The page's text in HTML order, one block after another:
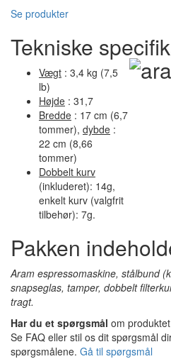
Se produkter
Tekniske
Vægt : 3,4 kg (7,5
lb)
Højde : 31,7
Bredde : 17 cm (6,7
tommer), dybde :
22 cm (8,66
tommer)
Dobbelt kurv
(inkluderet): 14g,
enkelt kurv (valgfrit
tilbehør): 7g.
Pakken
Aram espressomaskine, stålbund
snapseglas, tamper, dobbelt
tragt.
Har du et spørgsmål om
Se FAQ eller stil os dit spørgsmål
spørgsmålene. Gå til spørgsmål